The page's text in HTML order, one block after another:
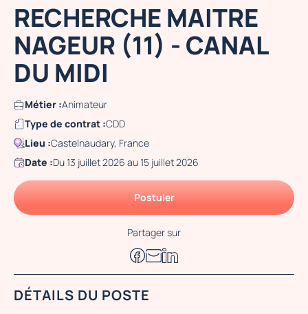
RECHERCHE MAITRE
NAGEUR (11) - CANAL
DU MIDI
Métier :Animateur
Type de contrat :CDD
Lieu :Castelnaudary, France
Date :Du 13 juillet 2026 au 15 juillet 2026
Postuler
Partager sur
DÉTAILS DU POSTE